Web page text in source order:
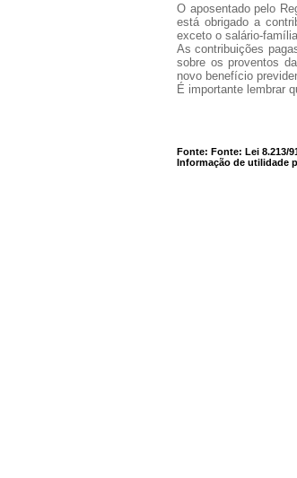
O aposentado pelo
está obrigado a
exceto o salário-
As contribuições
sobre os proventos
novo benefício
É importante lembrar
Fonte: Fonte: Lei 8.213/
Informação de utilidade